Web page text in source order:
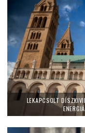
LEKAPCSOLT